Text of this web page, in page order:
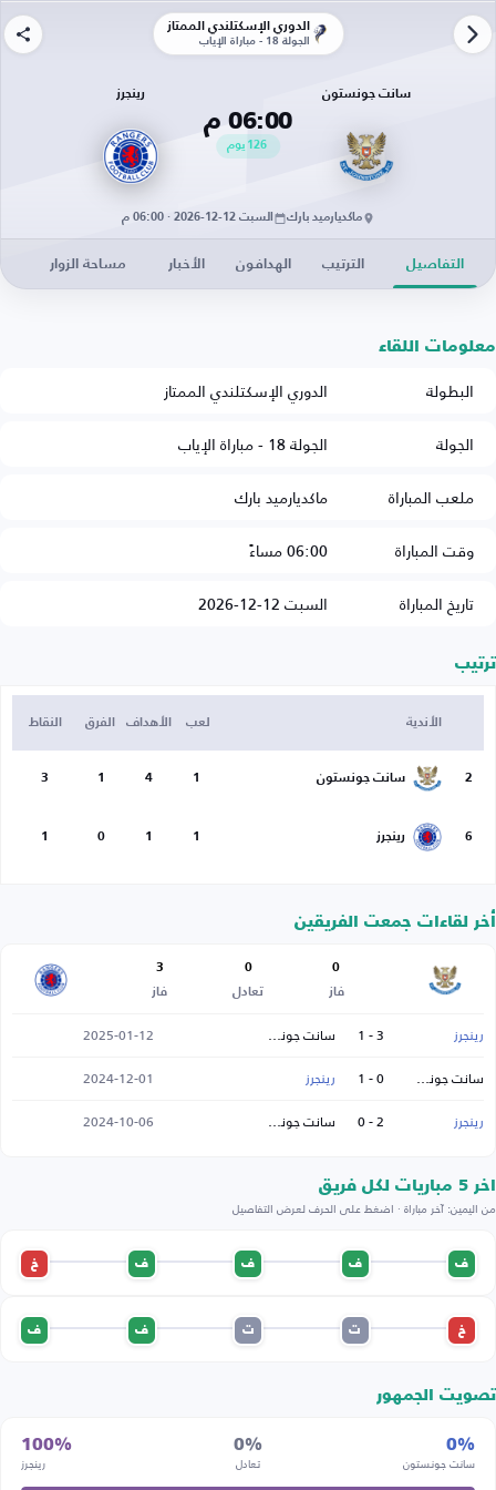
الدوري الإسكتلندي الممتاز
الجولة 18 - مباراة الإياب
سانت جونستون
06:00 م
126 يوم
رينجرز
ماكديارميد بارك السبت 12-12-2026 · 06:00 م
التفاصيل الترتيب الهدافون الأخبار مساحة الزوار
معلومات اللقاء
البطولة
الدوري الإسكتلندي الممتاز
الجولة
الجولة 18 - مباراة الإياب
ملعب المباراة
ماكديارميد بارك
وقت المباراة
06:00 مساءً
تاريخ المباراة
السبت 12-12-2026
ترتيب
الأندية لعب الأهداف الفرق النقاط
2 سانت جونستون 1
4
1
3
6 رينجرز 1
1
0
1
أخر لقاءات جمعت الفريقين
0
فاز
0
تعادل
3
فاز
رينجرز 3 - 1 سانت جونستون
2025-01-12
سانت جونستون
0 - 1 رينجرز
2024-12-01
رينجرز
2 - 0 سانت جونستون 2024-10-06
اخر 5 مباريات لكل فريق
من اليمين: آخر مباراة · اضغط على الحرف لعرض التفاصيل
ف ف ف ف خ
خ ت ت ف ف
تصويت الجمهور
0%
سانت جونستون
0%
تعادل
100%
رينجرز